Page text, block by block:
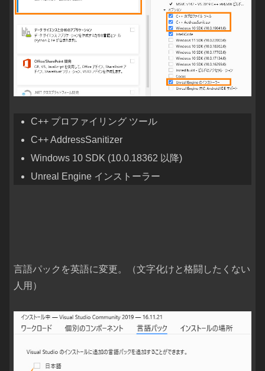
C++ プロファイリング ツール
C++ AddressSanitizer
Windows 10 SDK (10.0.18362 以降)
Unreal Engine インストーラー
言語パックを英語に変更。（文字化けと格闘したくない
人用）